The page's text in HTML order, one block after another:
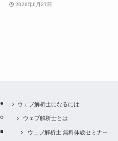
2026年6月27日
ウェブ解析士になるには
ウェブ解析士とは
ウェブ解析士 無料体験セミナー